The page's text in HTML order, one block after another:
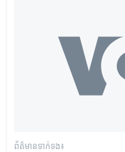
ព័ត៌មាន​ទាក់ទង៖